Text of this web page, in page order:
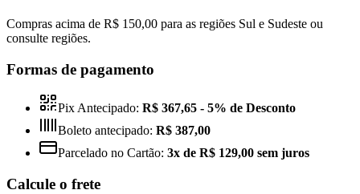
Compras acima de R$ 150,00 para as regiões Sul e Sudeste ou
consulte regiões.
Formas de pagamento
Pix Antecipado: R$ 367,65 - 5% de Desconto
Boleto antecipado: R$ 387,00
Parcelado no Cartão: 3x de R$ 129,00 sem juros
Calcule o frete